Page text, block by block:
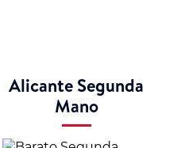
Alicante Segunda
Mano